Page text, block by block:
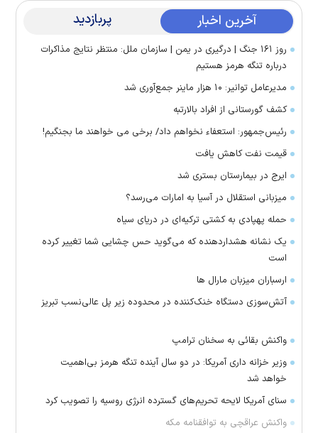
آخرین اخبار پربازدید
روز ۱۶۱ جنگ | درگیری در یمن | سازمان ملل: منتظر نتایج مذاکرات
درباره تنگه هرمز هستیم
مدیرعامل توانیر: ۱۰ هزار ماینر جمع‌آوری شد
کشف گورستانی از افراد بالارتبه
رئیس‌جمهور: استعفاء نخواهم داد/ برخی می خواهند ما بجنگیم!
قیمت نفت کاهش یافت
ایرج در بیمارستان بستری شد
میزبانی استقلال در آسیا به امارات می‌رسد؟
حمله پهپادی به کشتی ترکیه‌ای در دریای سیاه
یک نشانه هشداردهنده که می‌گوید حس چشایی شما تغییر کرده
است
ارسباران میزبان مارال ها
آتش‌سوزی دستگاه خنک‌کننده در محدوده زیر پل عالی‌نسب تبریز
واکنش بقائی به سخنان ترامپ
وزیر خزانه داری آمریکا: در دو سال آینده تنگه هرمز بی‌اهمیت
خواهد شد
سنای آمریکا لایحه تحریم‌های گسترده انرژی روسیه را تصویب کرد
واکنش عراقچی به توافقنامه مکه